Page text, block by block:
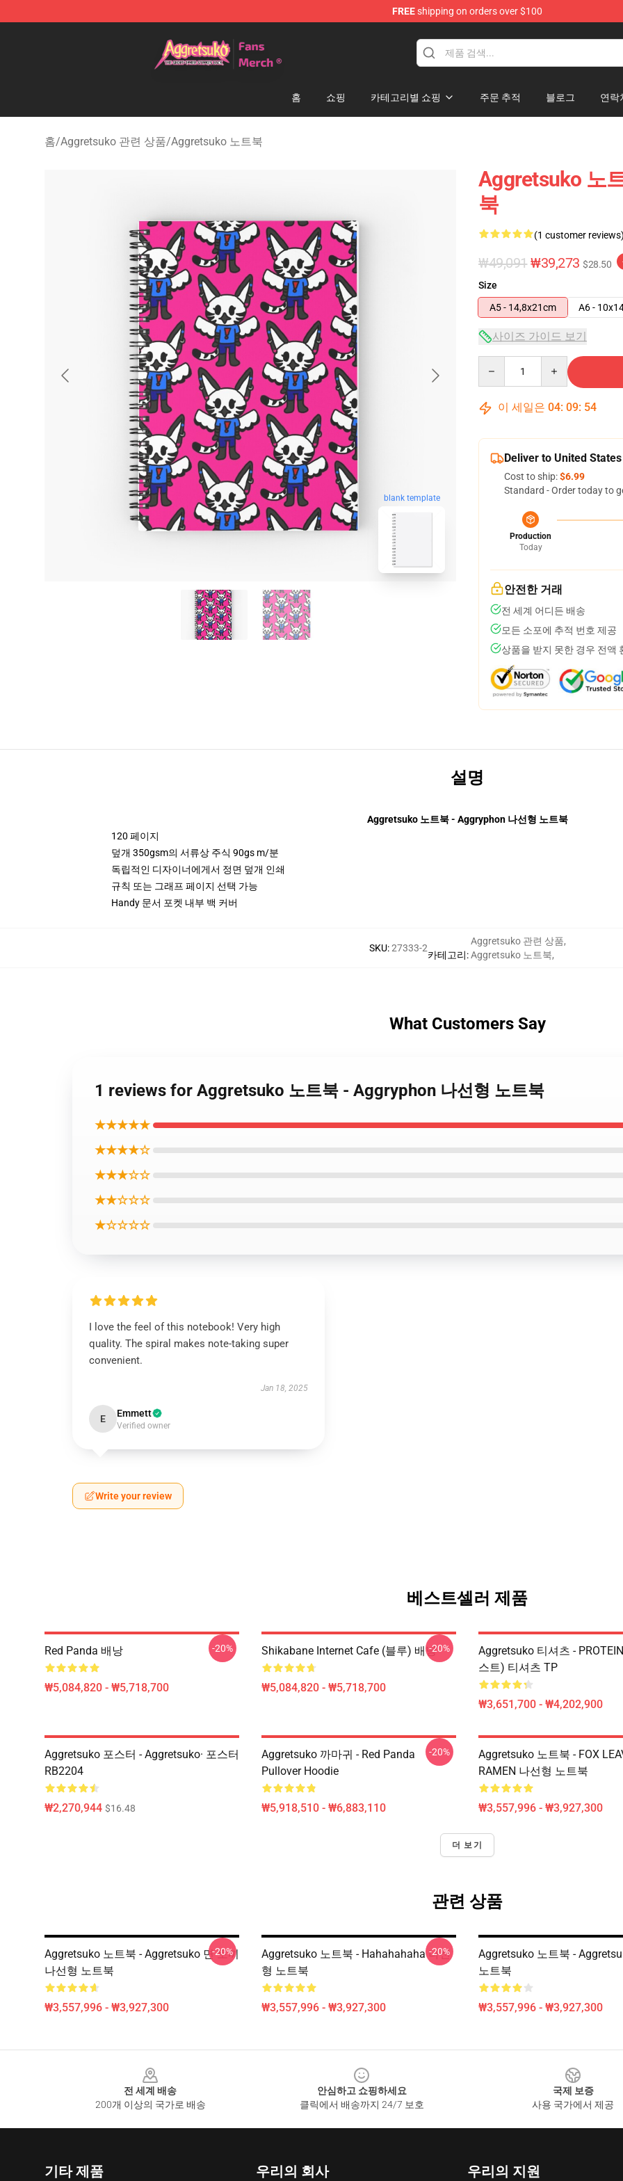
FREEshipping on orders over $100
홈 쇼핑 카테고리별 쇼핑 주문 추적 블로그 연락
홈/Aggretsuko 관련 상품/Aggretsuko 노트북
blank template
Aggretsuko 노
북
(1 customer
₩49,091 ₩39,273 $28.50
Size
A5 - 14,8x21cm
A6 -
사이즈 가이드 보기
이 세일은 04: 09: 53
Deliver to United States
Cost to ship:$6.99
Standard - Order today to
Production
Today
안전한 거래
전 세계 어디든 배송
모든 소포에 추적 번호 제공
상품을 받지 못한 경우 전액
설명
Aggretsuko 노트북 - Aggryphon 나선형 노트북
120 페이지
덮개 350gsm의 서류상 주식 90gs m/분
독립적인 디자이너에게서 정면 덮개 인쇄
규칙 또는 그래프 페이지 선택 가능
Handy 문서 포켓 내부 백 커버
SKU:27333-2
카테고리:
Aggretsuko 관련 상품,
Aggretsuko 노트북,
What Customers Say
1 reviews for Aggretsuko 노트북 - Aggryphon 나선형 노트북
★★★★★
★★★★☆
★★★☆☆
★★☆☆☆
★☆☆☆☆
I love the feel of this notebook! Very high
quality. The spiral makes note-taking super
convenient.
Jan 18, 2025
E Emmett
Verified owner
Write your review
베스트셀러 제품
Red Panda 배낭
₩5,084,820 - ₩5,718,700
-20% Shikabane Internet Cafe (블루) 배낭
₩5,084,820 - ₩5,718,700
-20%
Aggretsuko 티셔츠 -
스트) 티셔츠 TP
₩3,651,700 - ₩4,202,900
Aggretsuko 포스터 - Aggretsuko· 포스터
RB2204
₩2,270,944 $16.48
Aggretsuko 까마귀 - Red Panda
Pullover Hoodie
₩5,918,510 - ₩6,883,110
-20%
Aggretsuko 노트북 - FOX
RAMEN 나선형 노트북
₩3,557,996 - ₩3,927,300
더 보기
관련 상품
Aggretsuko 노트북 - Aggretsuko 면 토끼
나선형 노트북
₩3,557,996 - ₩3,927,300
-20%
Aggretsuko 노트북 - Hahahahaha 나선
형 노트북
₩3,557,996 - ₩3,927,300
-20%
Aggretsuko 노트북 -
노트북
₩3,557,996 - ₩3,927,300
전 세계 배송
200개 이상의 국가로 배송
안심하고 쇼핑하세요
클릭에서 배송까지 24/7 보호
국제 보증
사용 국가에서 제공
기타 제품 우리의 회사 우리의 지원